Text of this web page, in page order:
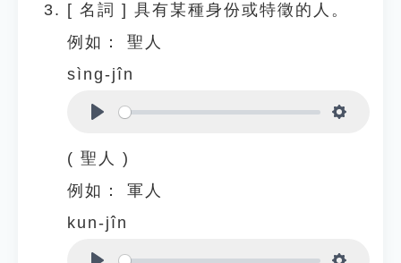
[ 名詞 ] 具有某種身份或特徵的人。
例如：
聖人
sìng-jîn
( 聖人 )
例如：
軍人
kun-jîn